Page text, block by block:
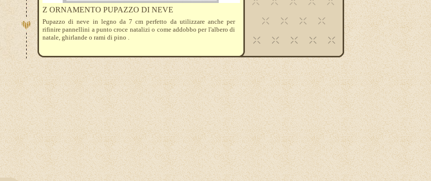
Z ORNAMENTO PUPAZZO DI NEVE
Pupazzo di neve in legno da 7 cm perfetto da utilizzare anche per
rifinire pannellini a punto croce natalizi o come addobbo per l'albero di
natale, ghirlande o rami di pino .